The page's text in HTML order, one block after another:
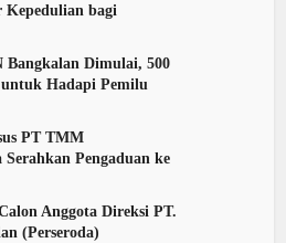
Kepedulian bagi
Bangkalan Dimulai, 500
Hadapi Pemilu
PT TMM
Pengaduan ke
Anggota Direksi PT.
(Perseroda)